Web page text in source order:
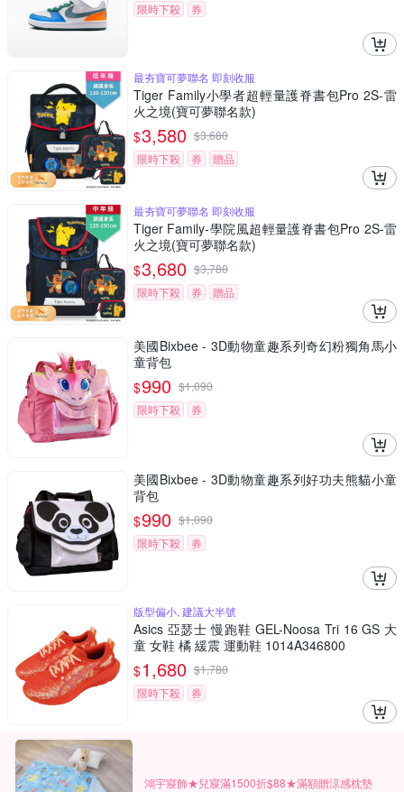
限時下殺
券
最夯寶可夢聯名 即刻收服
Tiger Family小學者超輕量護脊書包Pro 2S-雷
火之境(寶可夢聯名款)
$3,580 $3,680
限時下殺
券 贈品
最夯寶可夢聯名 即刻收服
Tiger Family-學院風超輕量護脊書包Pro 2S-雷
火之境(寶可夢聯名款)
$3,680 $3,780
限時下殺
券 贈品
美國Bixbee - 3D動物童趣系列奇幻粉獨角馬小
童背包
$990 $1,090
限時下殺
券
美國Bixbee - 3D動物童趣系列好功夫熊貓小童
背包
$990 $1,090
限時下殺
券
版型偏小, 建議大半號
Asics 亞瑟士 慢跑鞋 GEL-Noosa Tri 16 GS 大
童 女鞋 橘 緩震 運動鞋 1014A346800
$1,680 $1,780
限時下殺
券
鴻宇寢飾★兒寢滿1500折$88★滿額贈涼感枕墊